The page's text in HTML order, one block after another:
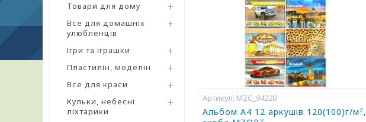
Товари для дому
Все для домашніх
улюбленців
Ігри та іграшки
Пластилін, моделін
Все для краси
Кульки, небесні
ліхтарики
MZC_94220
Альбом А4 12 аркушів 120(100)г/м²,